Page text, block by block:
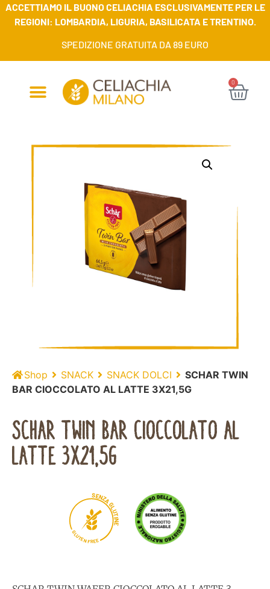
ACCETTIAMO IL BUONO CELIACHIA ESCLUSIVAMENTE PER LE
REGIONI: LOMBARDIA, LIGURIA, BASILICATA E TRENTINO.
SPEDIZIONE GRATUITA DA 89 EURO
0
Shop SNACK SNACK DOLCI
SCHAR TWIN
BAR CIOCCOLATO AL LATTE 3X21,5G
SCHAR TWIN BAR CIOCCOLATO AL
LATTE 3X21,5G
SENZ
AG
LU
T
I
N
E
G
L
UTENFREE